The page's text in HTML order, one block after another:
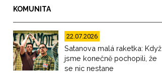
KOMUNITA
22.07.2026
Satanova malá raketka: Když
jsme konečně pochopili, že
se nic nestane